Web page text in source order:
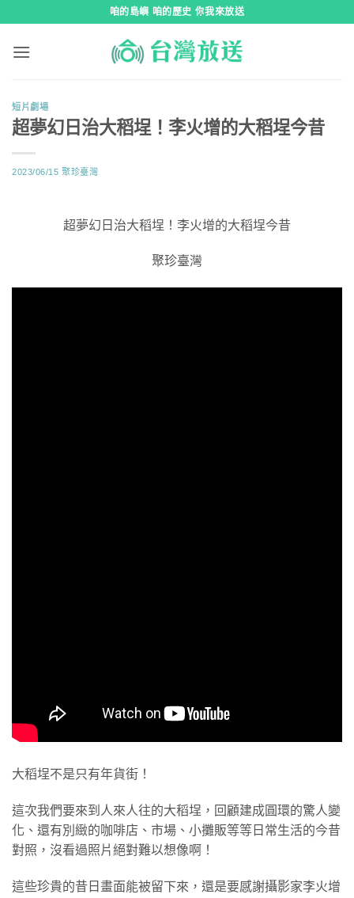
咱的島嶼 咱的歷史 你我來放送
短片劇場
超夢幻日治大稻埕！李火增的大稻埕今昔
2023/06/15 聚珍臺灣
超夢幻日治大稻埕！李火增的大稻埕今昔
聚珍臺灣
大稻埕不是只有年貨街！
這次我們要來到人來人往的大稻埕，回顧建成圓環的驚人變
化、還有別緻的咖啡店、市場、小攤販等等日常生活的今昔
對照，沒看過照片絕對難以想像啊！
這些珍貴的昔日畫面能被留下來，還是要感謝攝影家李火增